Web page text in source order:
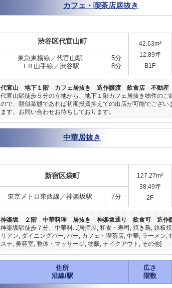
カフェ・喫茶店居抜き
渋谷区代官山町
42.63m²
12.89坪
B1F
東急東横線／代官山駅
ＪＲ山手線／渋谷駅
5分
8分
代官山 地下１階 カフェ居抜き 造作譲渡 飲食店 不動産
代官山駅徒歩５分の立地から、地下１階カフェ居抜き物件の
ので、類似業態であれば初期投資抑えての出店が可能でござ
ます。お問い合わせお待ちしております。
中華居抜き
新宿区袋町
127.27m²
38.49坪
2F
東京メトロ東西線／神楽坂駅 7分
神楽坂 ２階 中華料理 居抜き 神楽坂通り 飲食可 造
神楽坂駅徒歩７分、中華料...[居酒屋, 和食・寿司, 焼き鳥, 鉄板
リアン, ダイニングバー, バー, カフェ・喫茶店, 中華, ラーメン,
ステ, 美容室, 整体・マッサージ, 物販, テイクアウト, その他]
住所
沿線/駅
広さ
階数